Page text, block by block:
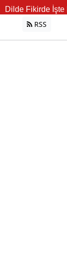
Dilde Fikirde
RSS